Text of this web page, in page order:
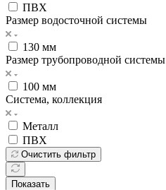
ПВХ
Размер водосточной системы
130 мм
Размер трубопроводной системы
100 мм
Система, коллекция
Металл
ПВХ
Очистить фильтр
Показать